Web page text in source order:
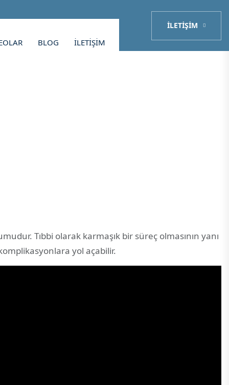
İLETIŞIM
BLOG İLETIŞIM
Tıbbi olarak karmaşık bir süreç olmasının yanı
yol açabilir.